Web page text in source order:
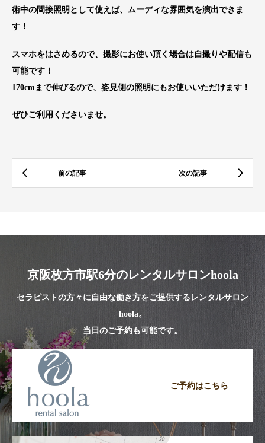
術中の間接照明として使えば、ムーディな雰囲気を演出できま
す！
スマホをはさめるので、撮影にお使い頂く場合は自撮りや配信も
可能です！
170cmまで伸びるので、姿見側の照明にもお使いいただけます！
ぜひご利用くださいませ。
京阪枚方市駅6分のレンタルサロンhoola
セラピストの方々に自由な働き方をご提供するレンタルサロン
hoola。
当日のご予約も可能です。
ご予約はこちら